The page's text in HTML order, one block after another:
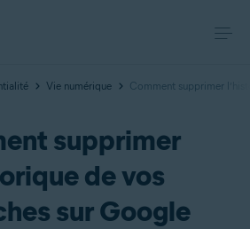
Vie numérique Comment supprimer
supprimer
de vos
sur Google